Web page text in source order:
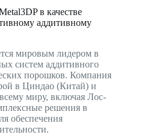
в качестве
аддитивному
мировым лидером в
систем аддитивного
порошков. Компания
в Циндао (Китай) и
миру, включая Лос-
решения в
обеспечения